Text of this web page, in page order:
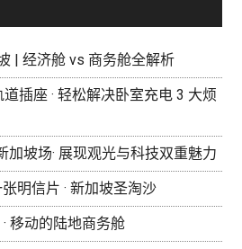
| 经济舱 vs 商务舱全解析
插座 · 轻松解决卧室充电 3 大烦
加坡场· 展现观光与科技双重魅力
明信片 · 新加坡圣淘沙
移动的陆地商务舱